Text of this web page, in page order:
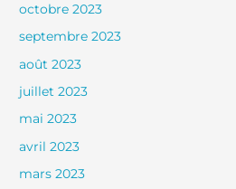
octobre 2023
septembre 2023
août 2023
juillet 2023
mai 2023
avril 2023
mars 2023